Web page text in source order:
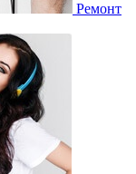
Ремонт